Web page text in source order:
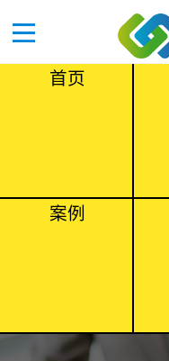
首页
案例